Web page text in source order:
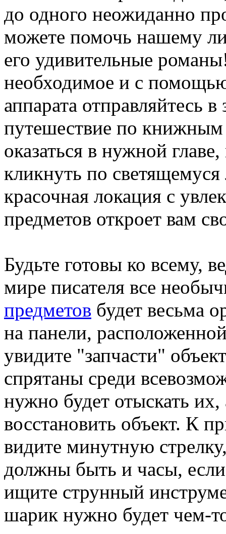
до одного неожиданно
можете помочь нашему
его удивительные
необходимое и с
аппарата отправляйтесь
путешествие по
оказаться в нужной
кликнуть по светящемуся
красочная локация с
предметов откроет вам
Будьте готовы ко всему,
мире писателя все
предметов будет весьма
на панели,
увидите "запчасти"
спрятаны среди
нужно будет отыскать их,
восстановить объект. К
видите минутную
должны быть и часы,
ищите струнный
шарик нужно будет чем-